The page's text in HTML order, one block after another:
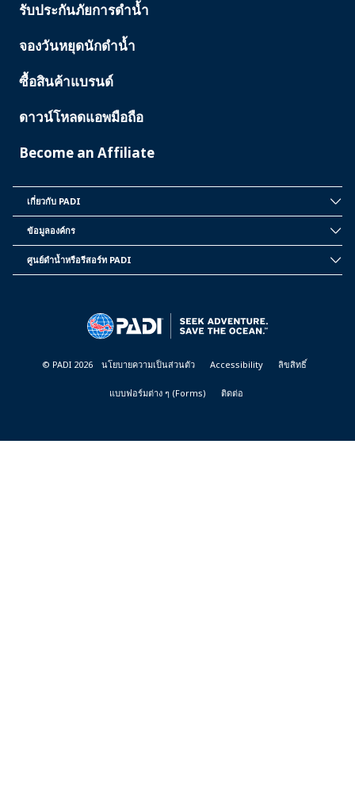
รับประกันภัยการดำน้ำ
จองวันหยุดนักดำน้ำ
ซื้อสินค้าแบรนด์
ดาวน์โหลดแอพมือถือ
Become an Affiliate
PADI
เกี่ยวกับ PADI
INFORMATION
ข้อมูลองค์กร
ศูนย์ดำน้ำหรือรีสอร์ท PADI
© PADI 2026 นโยบายความเป็นส่วนตัว Accessibility ลิขสิทธิ์
แบบฟอร์มต่าง ๆ (Forms) ติดต่อ